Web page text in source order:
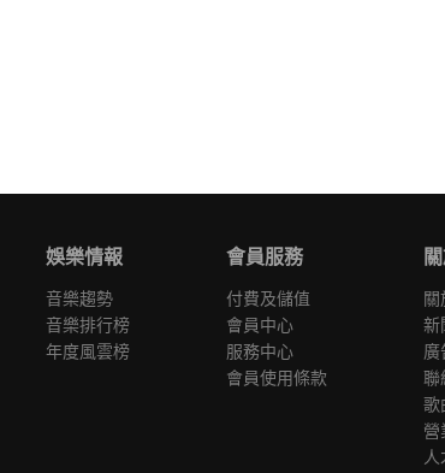
娛樂情報
音樂趨勢
音樂排行榜
年度風雲榜
會員服務
付費及儲值
會員中心
服務中心
會員使用條款
關
新
聯
歌